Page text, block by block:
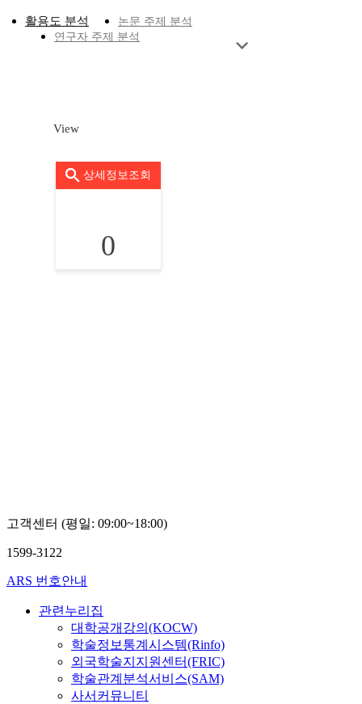
활용도 분석
논문 주제 분석
연구자 주제 분석
View
상세정보조회
0
고객센터 (평일: 09:00~18:00)
1599-3122
ARS 번호안내
관련누리집
대학공개강의(KOCW)
학술정보통계시스템(Rinfo)
외국학술지지원센터(FRIC)
학술관계분석서비스(SAM)
사서커뮤니티